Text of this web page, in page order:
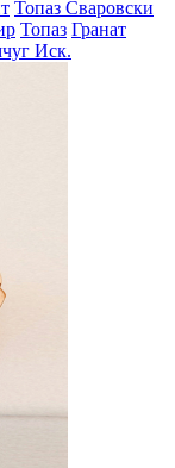
Топаз Сваровски
Топаз Гранат
Иск.